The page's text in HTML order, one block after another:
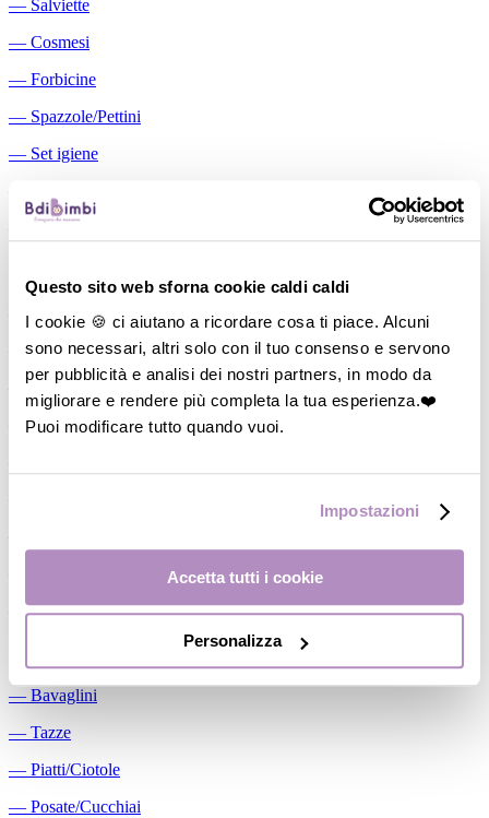
Questo sito web sforna cookie caldi caldi
I cookie 🍪 ci aiutano a ricordare cosa ti piace. Alcuni
sono necessari, altri solo con il tuo consenso e servono
per pubblicità e analisi dei nostri partners, in modo da
migliorare e rendere più completa la tua esperienza.❤️
Puoi modificare tutto quando vuoi.
Impostazioni
Accetta tutti i cookie
Personalizza
― Salviette
― Cosmesi
― Forbicine
― Spazzole/Pettini
― Set igiene
Aspiratori nasali manuali
―
Cuscini allattamento
―Biberon
―
Tettarelle
―Succhietti
Conservalatte Materno
―Massaggiagengive
― Bavaglini
― Tazze
― Piatti/Ciotole
― Posate/Cucchiai